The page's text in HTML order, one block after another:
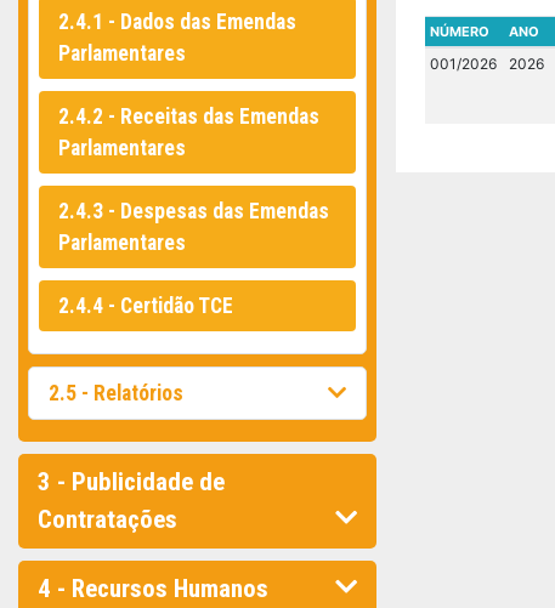
2.4.1 - Dados das Emendas
Parlamentares
2.4.2 - Receitas das Emendas
Parlamentares
2.4.3 - Despesas das Emendas
Parlamentares
2.4.4 - Certidão TCE
2.5 - Relatórios
3 - Publicidade de
Contratações
4 - Recursos Humanos
NÚMERO ANO
001/2026 2026